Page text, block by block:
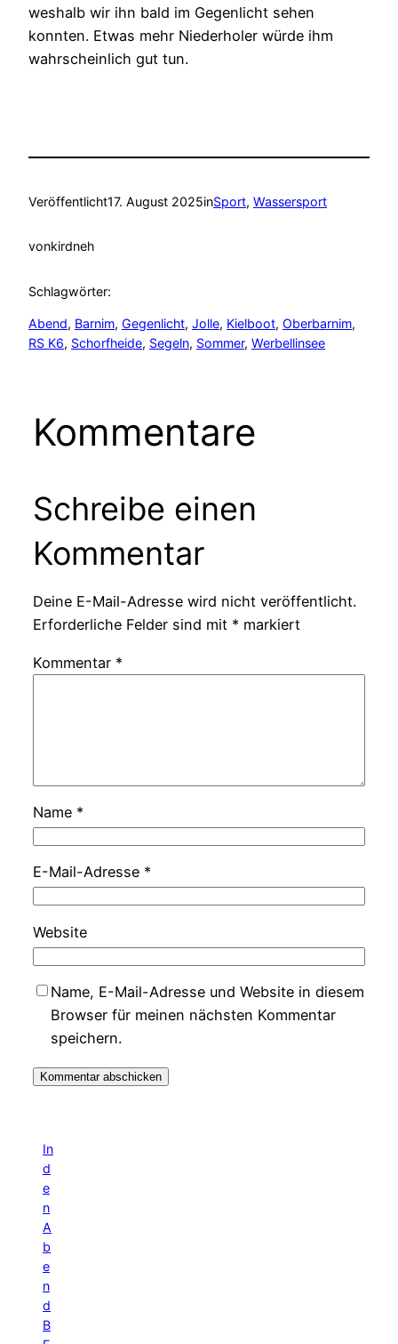
weshalb wir ihn bald im Gegenlicht sehen
konnten. Etwas mehr Niederholer würde ihm
wahrscheinlich gut tun.
Veröffentlicht17. August 2025inSport, Wassersport
vonkirdneh
Schlagwörter:
Abend, Barnim, Gegenlicht, Jolle, Kielboot, Oberbarnim
RS K6, Schorfheide, Segeln, Sommer, Werbellinsee
Kommentare
Schreibe einen
Kommentar
Deine E-Mail-Adresse wird nicht veröffentlicht.
Erforderliche Felder sind mit * markiert
Kommentar *
Name *
E-Mail-Adresse *
Website
Name, E-Mail-Adresse und Website in diesem
Browser für meinen nächsten Kommentar
speichern.
In
d
e
n
A
b
e
n
d
B